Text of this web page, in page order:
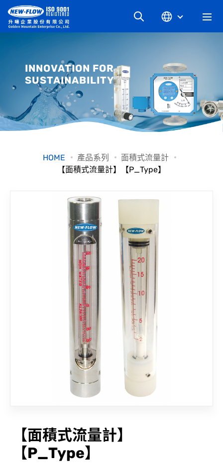
最新消息
知識文章
檔案下載
聯絡我們
INNOVATION FOR
SUSTAINABILITY
HOME 產品系列
面積式流量計
【面積式流量計】【P_Type】
【面積式流量計】
【P_Type】